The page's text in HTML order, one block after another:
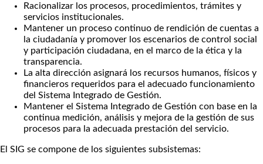
Racionalizar los procesos, procedimientos, trámites y
servicios institucionales.
Mantener un proceso continuo de rendición de cuentas a
la ciudadanía y promover los escenarios de control social
y participación ciudadana, en el marco de la ética y la
transparencia.
La alta dirección asignará los recursos humanos, físicos y
financieros requeridos para el adecuado funcionamiento
del Sistema Integrado de Gestión.
Mantener el Sistema Integrado de Gestión con base en la
continua medición, análisis y mejora de la gestión de sus
procesos para la adecuada prestación del servicio.
El SIG se compone de los siguientes subsistemas: